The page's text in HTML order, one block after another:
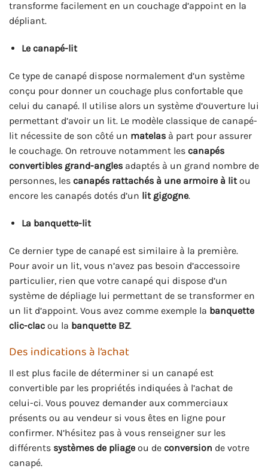
transforme facilement en un couchage d’appoint en la
dépliant.
Le canapé-lit
Ce type de canapé dispose normalement d’un système
conçu pour donner un couchage plus confortable que
celui du canapé. Il utilise alors un système d’ouverture lui
permettant d’avoir un lit. Le modèle classique de canapé-
lit nécessite de son côté un matelas à part pour assurer
le couchage. On retrouve notamment les canapés
convertibles grand-angles adaptés à un grand nombre de
personnes, les canapés rattachés à une armoire à litou
encore les canapés dotés d’un lit gigogne.
La banquette-lit
Ce dernier type de canapé est similaire à la première.
Pour avoir un lit, vous n’avez pas besoin d’accessoire
particulier, rien que votre canapé qui dispose d’un
système de dépliage lui permettant de se transformer en
un lit d’appoint. Vous avez comme exemple la banquette
clic-clac ou la banquette BZ.
Des indications à l’achat
Il est plus facile de déterminer si un canapé est
convertible par les propriétés indiquées à l’achat de
celui-ci. Vous pouvez demander aux commerciaux
présents ou au vendeur si vous êtes en ligne pour
confirmer. N’hésitez pas à vous renseigner sur les
différents systèmes de pliage ou de conversion de votre
canapé.